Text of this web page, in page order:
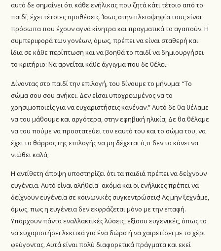
αυτό δε σημαίνει ότι κάθε ενήλικας που ζητά κάτι τέτοιο από το
παιδί, έχει τέτοιες προθέσεις. Ίσως στην πλειοψηφία τους είναι
πρόσωπα που έχουν αγνά κίνητρα και πραγματικά το αγαπούν. Η
συμπεριφορά των γονέων, όμως, πρέπει να είναι σταθερή και
ίδια σε κάθε περίπτωση και να βοηθά το παιδί να δημιουργήσει
το κριτήριο: Να αρνείται κάθε άγγιγμα που δε θέλει.
Δίνοντας στο παιδί την επιλογή, του δίνουμε το μήνυμα: “Το
σώμα σου σου ανήκει. Δεν είσαι υποχρεωμένος να το
χρησιμοποιείς για να ευχαριστήσεις κανέναν.” Αυτό δε θα θέλαμε
να του μάθουμε και αργότερα, στην εφηβική ηλικία; Δε θα θέλαμε
να του πούμε να προστατεύει τον εαυτό του και το σώμα του, να
έχει το θάρρος της επιλογής να μη δέχεται ό,τι δεν το κάνει να
νιώθει καλά;
Η αντίθετη άποψη υποστηρίζει ότι τα παιδιά πρέπει να δείχνουν
ευγένεια. Αυτό είναι αλήθεια -ακόμα και οι ενήλικες πρέπει να
δείχνουν ευγένεια σε κοινωνικές συγκεντρώσεις! Ας μην ξεχνάμε,
όμως, πως η ευγένεια δεν εκφράζεται μόνο με την επαφή.
Υπάρχουν πάντα εναλλακτικές λύσεις, εξίσου ευγενικές, όπως το
να ευχαριστήσει λεκτικά για ένα δώρο ή να χαιρετίσει με το χέρι
φεύγοντας. Αυτά είναι πολύ διαφορετικά πράγματα και εκεί